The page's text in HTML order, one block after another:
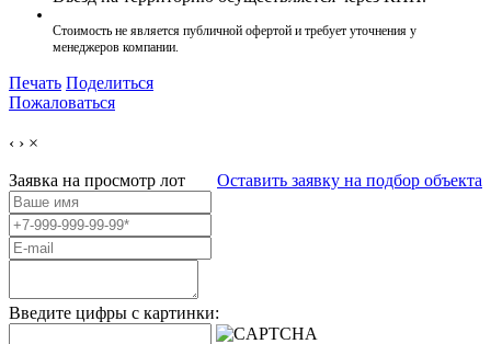
Стоимость не является публичной офертой и требует уточнения у
менеджеров компании.
Печать Поделиться
Пожаловаться
‹ › ×
Оставить заявку на подбор объекта
Заявка на просмотр лот
Введите цифры с картинки: